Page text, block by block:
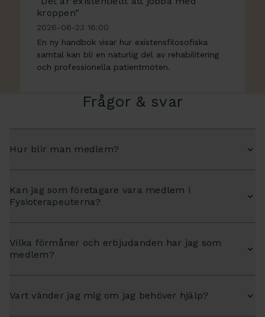
kroppen”
2026-06-23 16:00
En ny handbok visar hur existensfilosofiska
samtal kan bli en naturlig del av rehabilitering
och professionella patientmöten.
Frågor & svar
Hur blir man medlem?
Kan jag som företagare vara medlem i
Fysioterapeuterna?
Vilka förmåner och erbjudanden har jag som
medlem?
Vart vänder jag mig om jag behöver hjälp?